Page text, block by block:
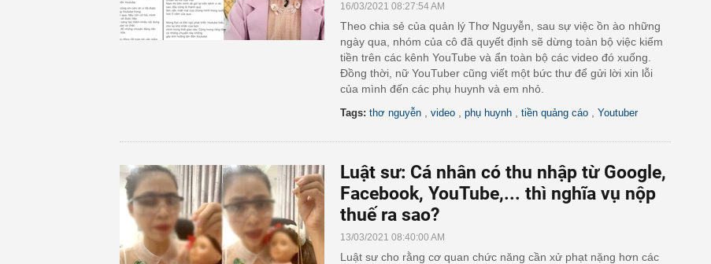
16/03/2021 08:27:54 AM
Theo chia sẻ của quản lý Thơ Nguyễn, sau sự việc ồn ào những
ngày qua, nhóm của cô đã quyết định sẽ dừng toàn bộ việc kiếm
tiền trên các kênh YouTube và ẩn toàn bộ các video đó xuống.
Đồng thời, nữ YouTuber cũng viết một bức thư để gửi lời xin lỗi
của mình đến các phụ huynh và em nhỏ.
Tags: thơ nguyễn video phụ huynh tiền quảng cáo Youtuber
Luật sư: Cá nhân có thu nhập từ Google,
Facebook, YouTube,... thì nghĩa vụ nộp
thuế ra sao?
13/03/2021 08:40:00 AM
Luật sư cho rằng cơ quan chức năng cần xử phạt nặng hơn các